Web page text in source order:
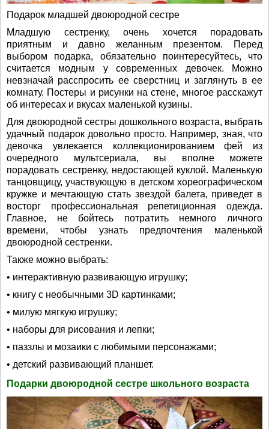
Подарок младшей двоюродной сестре
Младшую сестренку, очень хочется порадовать
приятным и давно желанным презентом. Перед
выбором подарка, обязательно поинтересуйтесь, что
считается модным у современных девочек. Можно
невзначай расспросить ее сверстниц и заглянуть в ее
комнату. Постеры и рисунки на стене, многое расскажут
об интересах и вкусах маленькой кузины.
Для двоюродной сестры дошкольного возраста, выбрать
удачный подарок довольно просто. Например, зная, что
девочка увлекается коллекционированием фей из
очередного мультсериала, вы вполне можете
порадовать сестренку, недостающей куклой. Маленькую
танцовщицу, участвующую в детском хореографическом
кружке и мечтающую стать звездой балета, приведет в
восторг профессиональная репетиционная одежда.
Главное, не бойтесь потратить немного личного
времени, чтобы узнать предпочтения маленькой
двоюродной сестренки.
Также можно выбрать:
• интерактивную развивающую игрушку;
• книгу с необычными 3D картинками;
• милую мягкую игрушку;
• наборы для рисования и лепки;
• паззлы и мозаики с любимыми персонажами;
• детский развивающий планшет.
Подарки двоюродной сестре школьного возраста